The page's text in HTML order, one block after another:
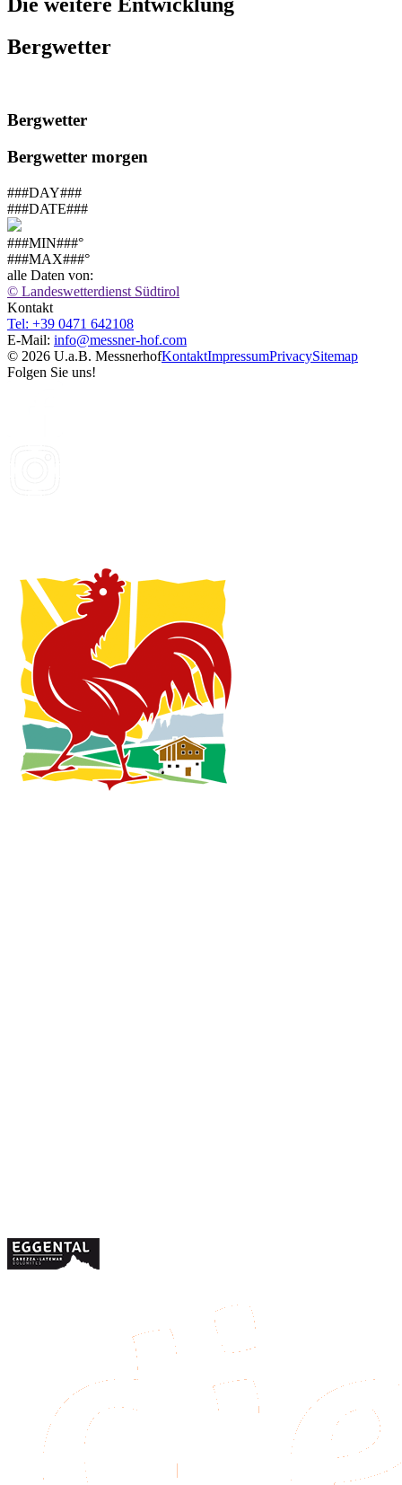
Die weitere Entwicklung
Bergwetter
Bergwetter
Bergwetter morgen
###DAY###
###DATE###
###MIN###°
###MAX###°
alle Daten von:
© Landeswetterdienst Südtirol
Kontakt
Tel: +39 0471 642108
E-Mail: info@messner-hof.com
© 2026 U.a.B. MessnerhofKontaktImpressumPrivacySitemap
Folgen Sie uns!